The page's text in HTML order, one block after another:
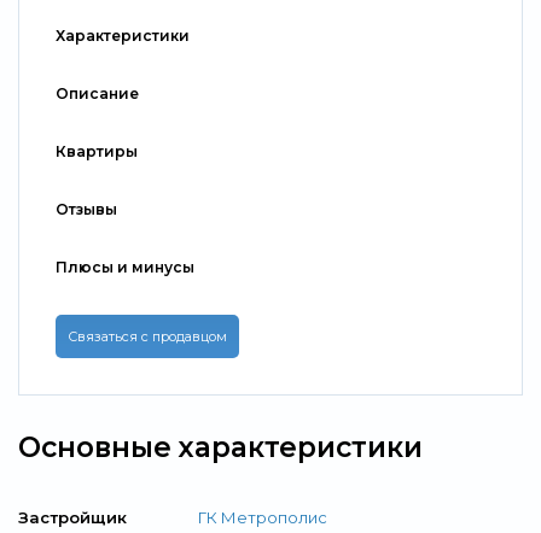
Характеристики
Описание
Квартиры
Отзывы
Плюсы и минусы
Связаться с продавцом
Основные характеристики
Застройщик ГК Метрополис